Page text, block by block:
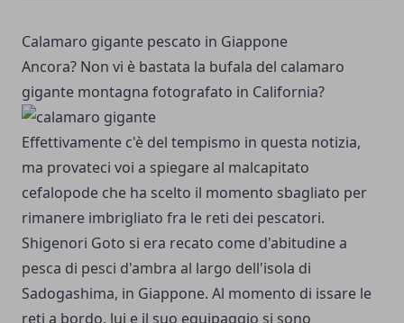
Calamaro gigante pescato in Giappone
Ancora? Non vi è bastata la bufala del calamaro
gigante montagna fotografato in California?
Effettivamente c'è del tempismo in questa notizia,
ma provateci voi a spiegare al malcapitato
cefalopode che ha scelto il momento sbagliato per
rimanere imbrigliato fra le reti dei pescatori.
Shigenori Goto si era recato come d'abitudine a
pesca di pesci d'ambra al largo dell'isola di
Sadogashima, in Giappone. Al momento di issare le
reti a bordo, lui e il suo equipaggio si sono